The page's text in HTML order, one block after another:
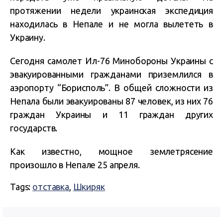
протяжении недели украинская экспедиция
находилась в Непале и не могла вылететь в
Украину.
Сегодня самолет Ил-76 Минобороны Украины с
эвакуированными гражданами приземлился в
аэропорту “Борисполь”. В общей сложности из
Непала были эвакуированы 87 человек, из них 76
граждан Украины и 11 граждан других
государств.
Как известно, мощное землетрясение
произошло в Непале 25 апреля.
Tags: отставка, Шкиряк